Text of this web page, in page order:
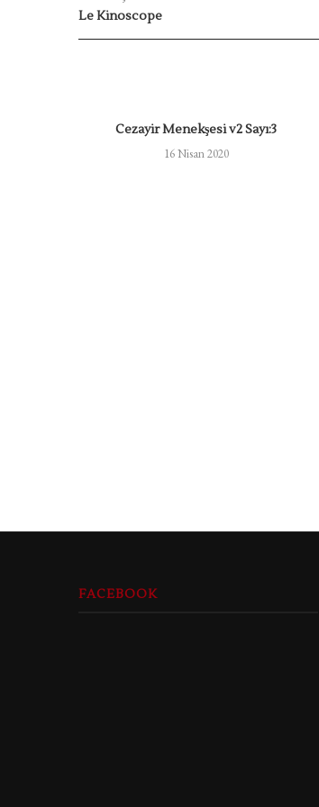
Le Kinoscope
Cezayir Menekşesi v2 Sayı:3
16 Nisan 2020
FACEBOOK